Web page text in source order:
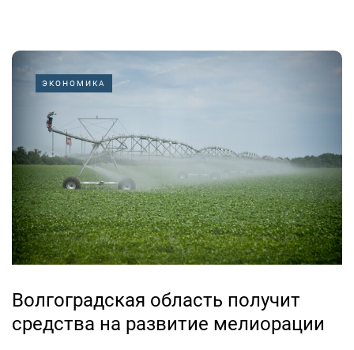
ЭКОНОМИКА
Волгоградская область получит
средства на развитие мелиорации